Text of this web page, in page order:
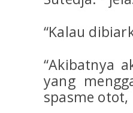
“Kalau
“Akibatnya
yang
spasme otot,